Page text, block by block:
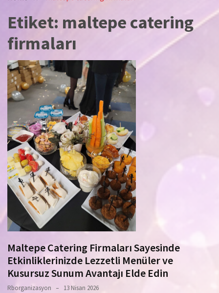
Etiket: maltepe catering
firmaları
Maltepe Catering Firmaları Sayesinde
Etkinliklerinizde Lezzetli Menüler ve
Kusursuz Sunum Avantajı Elde Edin
Rborganizasyon 13 Nisan 2026